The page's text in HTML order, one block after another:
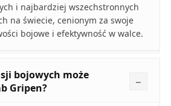
i najbardziej wszechstronnych
na świecie, cenionym za swoje
bojowe i efektywność w walce.
bojowych może
Gripen?